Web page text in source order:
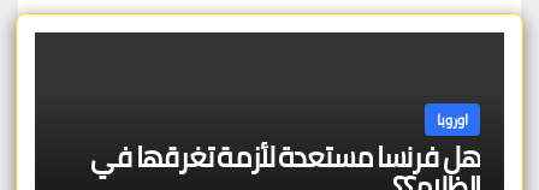
اوروبا
هل فرنسا مستعدة لأزمة تغرقها في